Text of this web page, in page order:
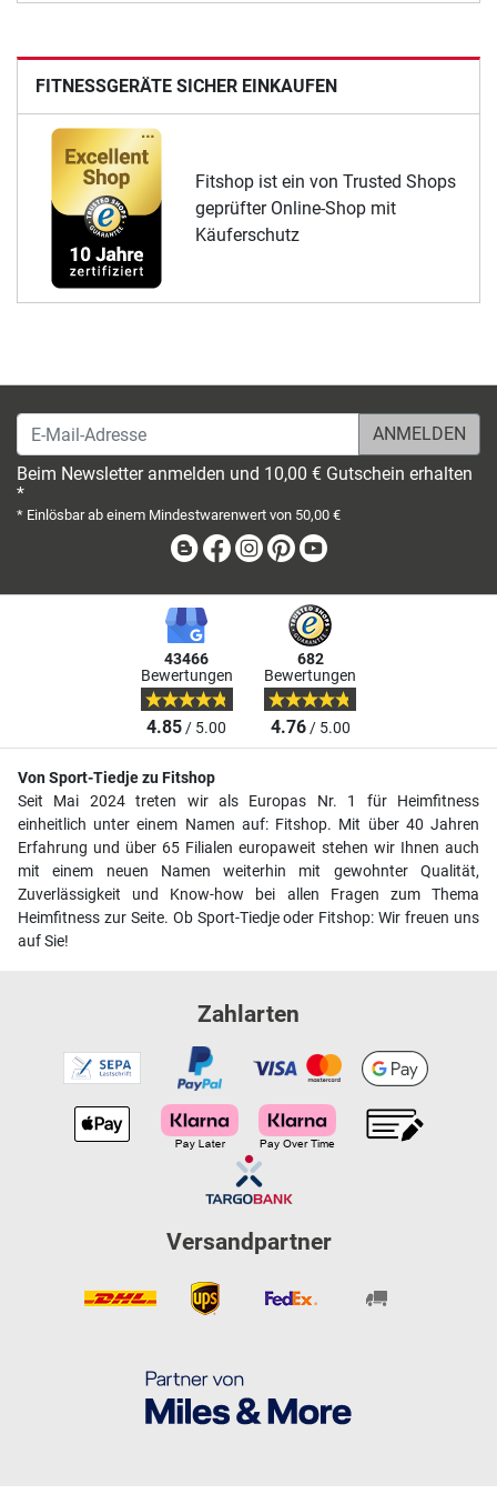
FITNESSGERÄTE SICHER EINKAUFEN
Fitshop ist ein von Trusted Shops
geprüfter Online-Shop mit
Käuferschutz
E-Mail-Adresse
Beim Newsletter anmelden und 10,00 € Gutschein erhalten
*
* Einlösbar ab einem Mindestwarenwert von 50,00 €
BlogFacebook
Instagram
Pinterest
43466
Bewertungen
4.85/ 5.00
682
Bewertungen
4.76/ 5.00
Von Sport-Tiedje zu Fitshop
Seit Mai 2024 treten wir als Europas Nr. 1 für Heimfitness
einheitlich unter einem Namen auf: Fitshop. Mit über 40 Jahren
Erfahrung und über 65 Filialen europaweit stehen wir Ihnen auch
mit einem neuen Namen weiterhin mit gewohnter Qualität,
Zuverlässigkeit und Know-how bei allen Fragen zum Thema
Heimfitness zur Seite. Ob Sport-Tiedje oder Fitshop: Wir freuen uns
auf Sie!
Zahlarten
Versandpartner